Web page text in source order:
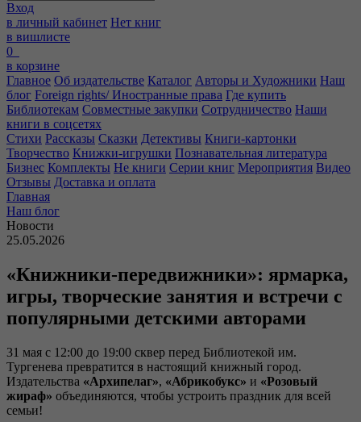
Вход
в личный кабинет Нет книг
в вишлисте
0
в корзине
Главное Об издательстве Каталог Авторы и Художники Наш
блог Foreign rights/ Иностранные права Где купить
Библиотекам Совместные закупки Сотрудничество Наши
книги в соцсетях
Стихи Рассказы Сказки Детективы Книги-картонки
Творчество Книжки-игрушки Познавательная литература
Бизнес Комплекты Не книги Серии книг Мероприятия Видео
Отзывы Доставка и оплата
Главная
Наш блог
Новости
25.05.2026
«Книжники-передвижники»: ярмарка,
игры, творческие занятия и встречи с
популярными детскими авторами
31 мая с 12:00 до 19:00 сквер перед Библиотекой им.
Тургенева превратится в настоящий книжный город.
Издательства «Архипелаг», «Абрикобукс» и «Розовый
жираф» объединяются, чтобы устроить праздник для всей
семьи!